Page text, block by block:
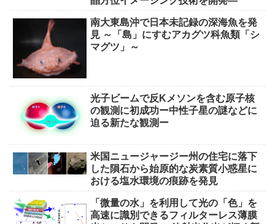
南大東島沖で日本未記録の深海魚を発
見 ～「島」にすむアカグツ科魚類「シ
マグツ」～
光子ビームで反Kメソンを含む原子核
の観測に初成功ー中性子星の謎などに
迫る新たな観測ー
米国ニュージャージー州の住宅に落下
した隕石から始原的な炭素質小惑星に
おける塩水環境の痕跡を発見
「微量の水」を利用して光の「色」を
高速に識別できるフィルターレス薄膜